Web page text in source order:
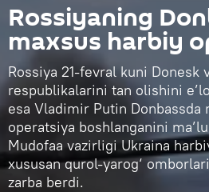
Rossiyaning
maxsus harbiy
Rossiya 21-fevral kuni Donesk
respublikalarini tan olishini
esa Vladimir Putin Donbassda
operatsiya boshlanganini
Mudofaa vazirligi Ukraina
xususan qurol-yarog‘
zarba berdi.